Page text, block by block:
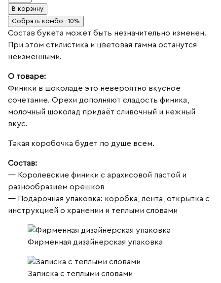
товара
Набор
9
фиников
в
🍫
В корзину
Собрать комбо -10%
Состав букета может быть незначительно изменен.
При этом стилистика и цветовая гамма останутся
неизменными.
О товаре:
Финики в шоколаде это невероятно вкусное
сочетание. Орехи дополняют сладость финика,
молочный шоколад придаёт сливочный и нежный
вкус.
Такая коробочка будет по душе всем.
Состав:
— Королевские финики с арахисовой пастой и
разнообразием орешков
— Подарочная упаковка: коробка, лента, открытка с
инструкцией о хранении и теплыми словами
Фирменная дизайнерская упаковка
Записка с теплыми словами